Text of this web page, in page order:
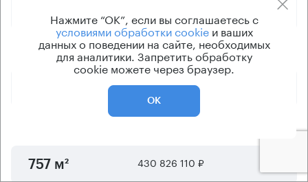
11
176 м² 112 112 000 ₽
184 360 370 ₽
757 м² 430 826 110 ₽
Нажмите “ОК”, если вы соглашаетесь с
условиями обработки cookieи ваших
данных о поведении на сайте, необходимых
для аналитики. Запретить обработку
cookie можете через браузер.
ОК